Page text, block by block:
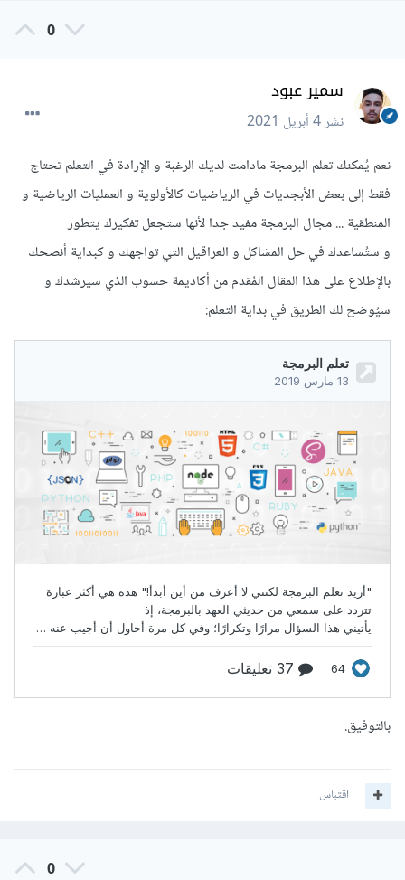
0
سمير عبود
نشر4 أبريل 2021
نعم يُمكنك تعلم البرمجة مادامت لديك الرغبة و الإرادة في التعلم تحتاج
فقط إلى بعض الأبجديات في الرياضيات كالأولوية و العمليات الرياضية و
المنطقية ... مجال البرمجة مفيد جدا لأنها ستجعل تفكيرك يتطور
و ستُساعدك في حل المشاكل و العراقيل التي تواجهك و كبداية أنصحك
بالإطلاع على هذا المقال المُقدم من أكاديمة حسوب الذي سيرشدك و
سيُوضح لك الطريق في بداية التعلم:
بالتوفيق.
اقتباس
0